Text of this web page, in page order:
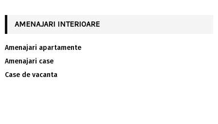
AMENAJARI INTERIOARE
Amenajari apartamente
Amenajari case
Case de vacanta